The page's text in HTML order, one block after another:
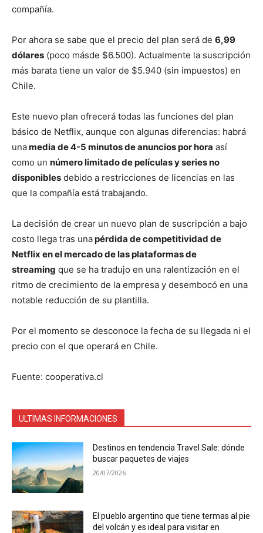
compañía.
Por ahora se sabe que el precio del plan será de 6,99
dólares (poco másde $6.500). Actualmente la suscripción
más barata tiene un valor de $5.940 (sin impuestos) en
Chile.
Este nuevo plan ofrecerá todas las funciones del plan
básico de Netflix, aunque con algunas diferencias: habrá
unamedia de 4-5 minutos de anuncios por hora así
como un número limitado de películas y series no
disponibles debido a restricciones de licencias en las
que la compañía está trabajando.
La decisión de crear un nuevo plan de suscripción a bajo
costo llega tras unapérdida de competitividad de
Netflix en el mercado de las plataformas de
streaming que se ha tradujo en una ralentización en el
ritmo de crecimiento de la empresa y desembocó en una
notable reducción de su plantilla.
Por el momento se desconoce la fecha de su llegada ni el
precio con el que operará en Chile.
Fuente: cooperativa.cl
ULTIMAS INFORMACIONES
Destinos en tendencia Travel Sale: dónde
buscar paquetes de viajes
20/07/2026
El pueblo argentino que tiene termas al pie
del volcán y es ideal para visitar en